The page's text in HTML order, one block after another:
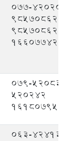
077-420208,
9857086209
079-
520242
063-424133